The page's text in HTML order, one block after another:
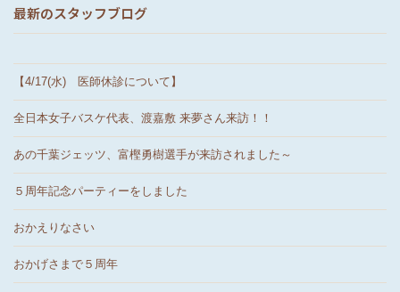
最新のスタッフブログ
【4/17(水) 医師休診について】
全日本女子バスケ代表、渡嘉敷 来夢さん来訪！！
あの千葉ジェッツ、富樫勇樹選手が来訪されました～
５周年記念パーティーをしました
おかえりなさい
おかげさまで５周年